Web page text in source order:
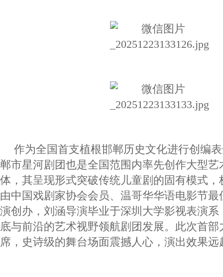
作为全国首支植根邯郸历史文化进行创编
郸市星河剧团也是全国范围内率先创作大型
体，其呈现形式突破传统儿童剧的固有模式
由中国戏剧家协会会员、温哥华华语电影节
演创办，刘涵导演毕业于深圳大学影视表演
底与前沿的艺术视野领航剧团发展。此次首
席，史诗级的舞台场面震撼人心，演出效果远